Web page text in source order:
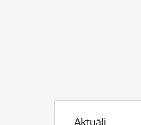
Aktuāli